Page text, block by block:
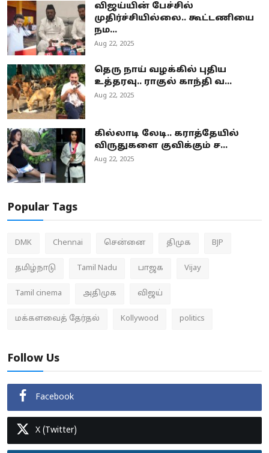
விஜய்யின் பேச்சில்
முதிர்ச்சியில்லை.. கூட்டணியை
நம...
Aug 22, 2025
தெரு நாய் வழக்கில் புதிய
உத்தரவு.. ராகுல் காந்தி வ...
Aug 22, 2025
கில்லாடி லேடி.. கராத்தேயில்
விருதுகளை குவிக்கும் ச...
Aug 22, 2025
Popular Tags
DMK Chennai சென்னை திமுக BJP
தமிழ்நாடு Tamil Nadu பாஜக Vijay
Tamil cinema அதிமுக விஜய்
மக்களவைத் தேர்தல் Kollywood politics
Follow Us
Facebook
X (Twitter)